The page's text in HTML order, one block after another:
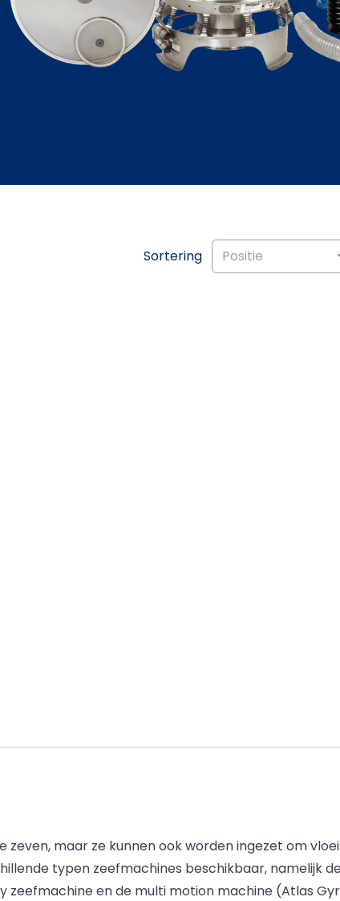
Sortering
maar ze kunnen ook worden ingezet om
typen zeefmachines beschikbaar, namelijk
zeefmachine en de multi motion machine (Atlas